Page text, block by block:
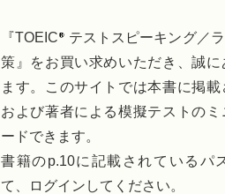
『TOEIC
テストスピーキング／
策』をお買い求めいただき、誠
ます。このサイトでは本書に掲載
および著者による模擬テストのミ
ードできます。
書籍のp.10に記載されているパ
て、ログインしてください。